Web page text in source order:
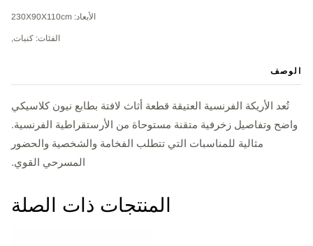
الأبعاد: 230Χ90Χ110cm
الفئات: كنبات,
الوصف
تُعد الأريكة الفرنسية العتيقة قطعة أثاث لافتة بطابع نيون كلاسيكي
واضح وتفاصيل زخرفية متقنة مستوحاة من الأرستقراطية الفرنسية.
مثالية للمناسبات التي تتطلب الفخامة والشخصية والحضور
المسرحي القوي.
المنتجات ذات الصلة